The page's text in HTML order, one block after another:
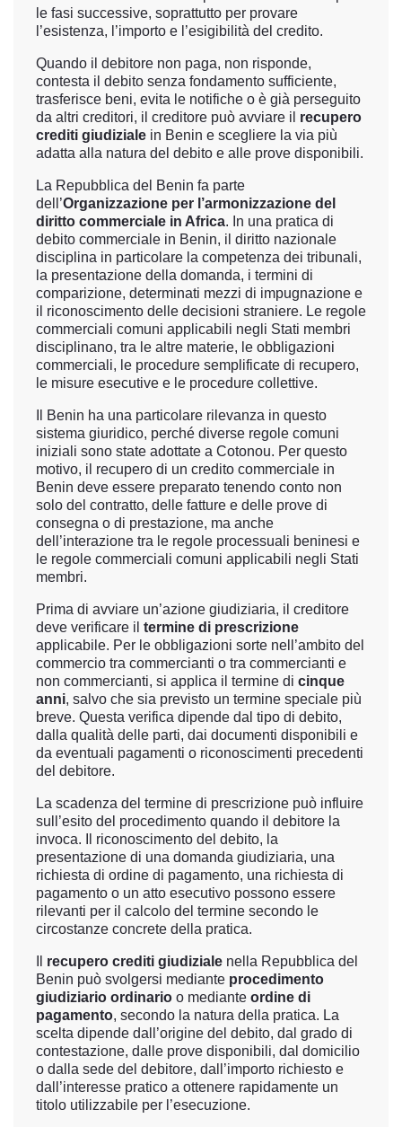
le fasi successive, soprattutto per provare
l’esistenza, l’importo e l’esigibilità del credito.
Quando il debitore non paga, non risponde,
contesta il debito senza fondamento sufficiente,
trasferisce beni, evita le notifiche o è già perseguito
da altri creditori, il creditore può avviare il recupero
crediti giudiziale in Benin e scegliere la via più
adatta alla natura del debito e alle prove disponibili.
La Repubblica del Benin fa parte
dell’Organizzazione per l’armonizzazione del
diritto commerciale in Africa. In una pratica di
debito commerciale in Benin, il diritto nazionale
disciplina in particolare la competenza dei tribunali,
la presentazione della domanda, i termini di
comparizione, determinati mezzi di impugnazione e
il riconoscimento delle decisioni straniere. Le regole
commerciali comuni applicabili negli Stati membri
disciplinano, tra le altre materie, le obbligazioni
commerciali, le procedure semplificate di recupero,
le misure esecutive e le procedure collettive.
Il Benin ha una particolare rilevanza in questo
sistema giuridico, perché diverse regole comuni
iniziali sono state adottate a Cotonou. Per questo
motivo, il recupero di un credito commerciale in
Benin deve essere preparato tenendo conto non
solo del contratto, delle fatture e delle prove di
consegna o di prestazione, ma anche
dell’interazione tra le regole processuali beninesi e
le regole commerciali comuni applicabili negli Stati
membri.
Prima di avviare un’azione giudiziaria, il creditore
deve verificare il termine di prescrizione
applicabile. Per le obbligazioni sorte nell’ambito del
commercio tra commercianti o tra commercianti e
non commercianti, si applica il termine di cinque
anni, salvo che sia previsto un termine speciale più
breve. Questa verifica dipende dal tipo di debito,
dalla qualità delle parti, dai documenti disponibili e
da eventuali pagamenti o riconoscimenti precedenti
del debitore.
La scadenza del termine di prescrizione può influire
sull’esito del procedimento quando il debitore la
invoca. Il riconoscimento del debito, la
presentazione di una domanda giudiziaria, una
richiesta di ordine di pagamento, una richiesta di
pagamento o un atto esecutivo possono essere
rilevanti per il calcolo del termine secondo le
circostanze concrete della pratica.
recupero crediti giudiziale nella Repubblica del
Benin può svolgersi mediante procedimento
giudiziario ordinario o mediante ordine di
pagamento, secondo la natura della pratica. La
scelta dipende dall’origine del debito, dal grado di
contestazione, dalle prove disponibili, dal domicilio
o dalla sede del debitore, dall’importo richiesto e
dall’interesse pratico a ottenere rapidamente un
titolo utilizzabile per l’esecuzione.